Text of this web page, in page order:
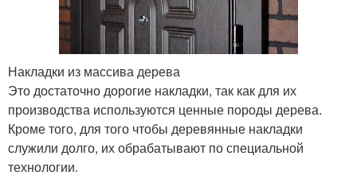
Накладки из массива дерева
Это достаточно дорогие накладки, так как для их
производства используются ценные породы дерева.
Кроме того, для того чтобы деревянные накладки
служили долго, их обрабатывают по специальной
технологии.